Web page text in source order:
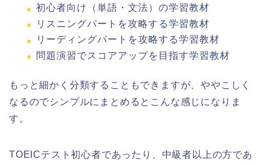
初心者向け（単語・文法）の学習教材
リスニングパートを攻略する学習教材
リーディングパートを攻略する学習教材
問題演習でスコアアップを目指す学習教材
もっと細かく分類することもできますが、ややこしく
なるのでシンプルにまとめるとこんな感じになりま
す。
TOEICテスト初心者であったり、中級者以上の方であ